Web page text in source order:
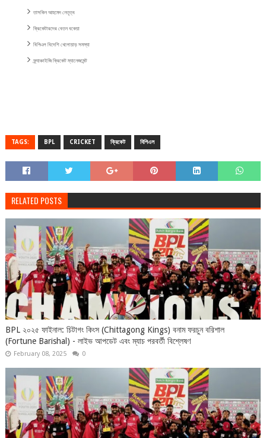
তাসকিন আহমেদ নেতৃত্ব
ক্রিকেটারদের বেতন বকেয়া
বিপিএল বিদেশি খেলোয়াড় সমস্যা
ফ্র্যাঞ্চাইজি ক্রিকেট ম্যানেজমেন্ট
TAGS: BPL CRICKET ক্রিকেট বিপিএল
RELATED POSTS
BPL ২০২৫ ফাইনাল: চিটাগং কিংস (Chittagong Kings) বনাম ফরচুন বরিশাল
(Fortune Barishal) - লাইভ আপডেট এবং ম্যাচ পরবর্তী বিশ্লেষণ
February 08, 2025 0